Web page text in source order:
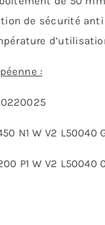
de sécurité anti
:
N1 W V2 L50040
P1 W V2 L50040